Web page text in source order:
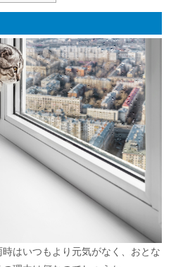
はいつもより元気がなく、おとな